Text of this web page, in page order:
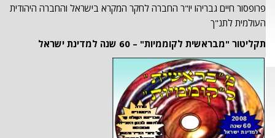
פרופסור חיים גבריהו יו"ר החברה לחקר המקרא בישראל והחברה היהודית
העולמית לתנ"ך
תקליטור "מבראשית לקוממיות" – 60 שנה למדינת ישראל